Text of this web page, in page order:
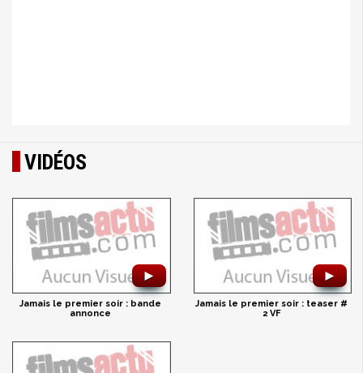
VIDÉOS
►
Jamais le premier soir : bande
annonce
►
Jamais le premier soir : teaser #
2 VF